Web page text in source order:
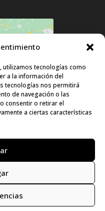
utilizamos tecnologías como
a la información del
tecnologías nos permitirá
de navegación o las
consentir o retirar el
a ciertas características
de
contenido
|Política de
del sitio|Diseño: